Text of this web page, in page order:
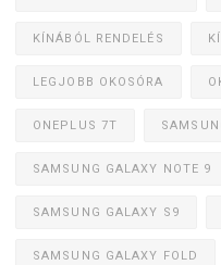
KÍNÁBÓL RENDELÉS
LEGJOBB OKOSÓRA
ONEPLUS 7T
SAMSUNG GALAXY NOTE 9
SAMSUNG GALAXY S9
SAMSUNG GALAXY FOLD